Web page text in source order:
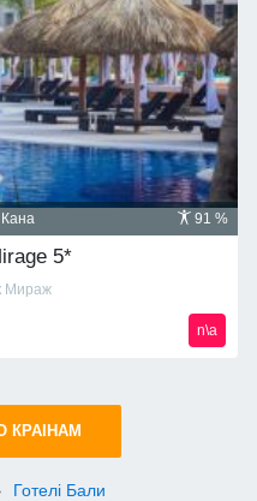
91 %
Кана
5*
Мираж
n\a
КРАIНАМ
Готелі Бали